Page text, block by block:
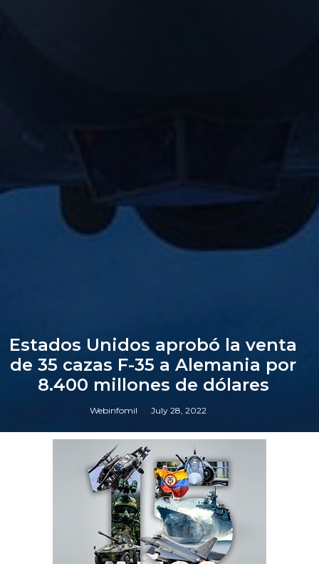
Estados Unidos aprobó la venta
de 35 cazas F-35 a Alemania por
8.400 millones de dólares
Webinfomil July 28, 2022